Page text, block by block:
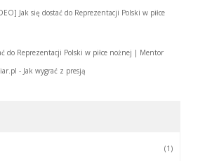
Jak się dostać do Reprezentacji Polski w piłce
do Reprezentacji Polski w piłce nożnej | Mentor
- Jak wygrać z presją
(1)